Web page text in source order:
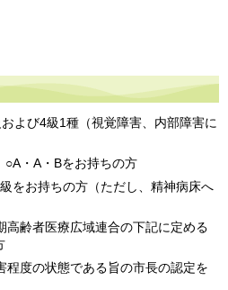
よび4級1種（視覚障害、内部障害に
・A・Bをお持ちの方
をお持ちの方（ただし、精神病床へ
高齢者医療広域連合の下記に定める
程度の状態である旨の市長の認定を